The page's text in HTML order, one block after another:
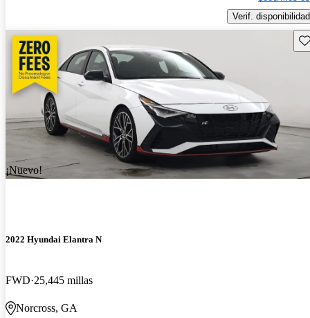
Verif. disponibilidad
¡Nuevo!
2022 Hyundai Elantra N
FWD 25,445 millas
Norcross, GA